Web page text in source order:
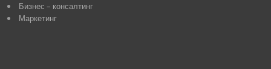
Бизнес – консалтинг
Маркетинг